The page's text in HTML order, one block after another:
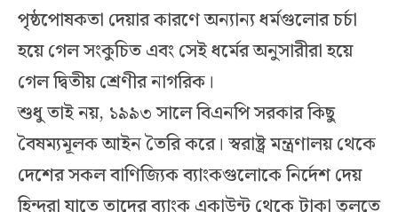
পৃষ্ঠপোষকতা দেয়ার কারণে অন্যান্য ধর্মগুলোর চর্চা
হয়ে গেল সংকুচিত এবং সেই ধর্মের অনুসারীরা হয়ে
গেল দ্বিতীয় শ্রেণীর নাগরিক।
শুধু তাই নয়, ১৯৯৩ সালে বিএনপি সরকার কিছু
বৈষম্যমূলক আইন তৈরি করে। স্বরাষ্ট্র মন্ত্রণালয় থেকে
দেশের সকল বাণিজ্যিক ব্যাংকগুলোকে নির্দেশ দেয়